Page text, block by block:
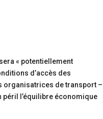
« potentiellement
d’accès des
organisatrices de transport –
l’équilibre économique